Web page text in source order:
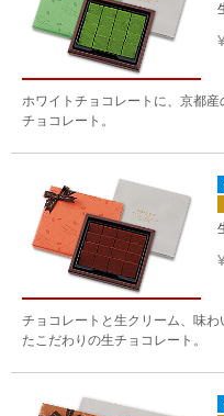
ホワイトチョコレートに、京都
チョコレート。
チョコレートと生クリーム、味
たこだわりの生チョコレート。